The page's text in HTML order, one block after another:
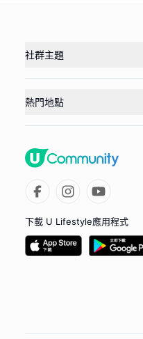
社群主題
熱門地點
下載 U Lifestyle應用程式